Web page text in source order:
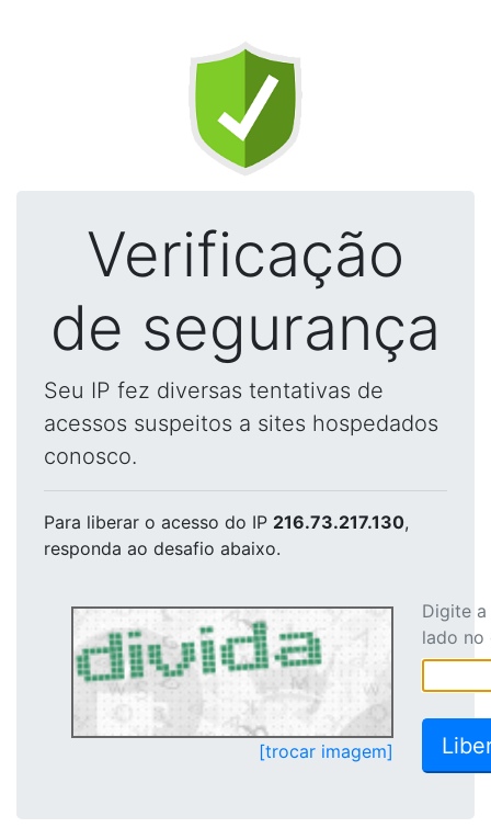
Verificação
de segurança
Seu IP fez diversas tentativas de
acessos suspeitos a sites hospedados
conosco.
Para liberar o acesso do IP 216.73.217.130,
responda ao desafio abaixo.
[trocar imagem]
Digite
lado no